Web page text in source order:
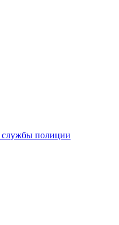
службы полиции